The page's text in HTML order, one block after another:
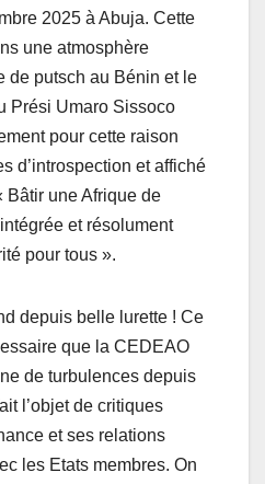
2025 à Abuja. Cette
une atmosphère
de putsch au Bénin et le
Prési Umaro Sissoco
pour cette raison
d’introspection et affiché
Bâtir une Afrique de
et résolument
pour tous ».
depuis belle lurette ! Ce
que la CEDEAO
de turbulences depuis
l’objet de critiques
et ses relations
les Etats membres. On